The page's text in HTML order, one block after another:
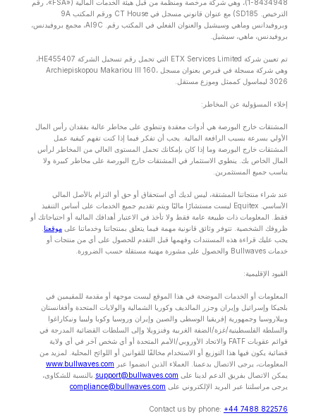
8434948-1)، وهي شركة مرخصة ومنظمة من قبل هيئة الخدمات المالية («FSA»، رقم
الترخيص. SD185) مع عنوان قانوني مسجل في CT House ورقم المكتب 9A
وبروفيدانس وماهي وسيشيل والعنوان الفعلي في المكتب رقم. Al9C، مجمع بروفيدنس،
بروفيدنس، ماهي، سيشيل.
تم تعيين شركة ETX Services Limited التي تحمل رقم تسجيل الشركة HE455407،
وهي شركة مسجلة في قبرص بعنوان مسجل Archiepiskopou Makariou lll 160،
3026 ليماسول كممثل وموزع مستقل.
إخلاء المسؤولية عن المخاطر:
المشتقات خارج البورصة هي أدوات معقدة وتنطوي على مخاطر عالية بفقدان رأس المال
الأولي بسرعة بسبب الرافعة المالية. يجب أن تفكر فيما إذا كنت تفهم كيفية عمل
المشتقات خارج البورصة وما إذا كان بإمكانك تحمل المستوى العالي من المخاطر لرأس
المال الخاص بك. ينطوي الاستثمار في المشتقات خارج البورصة على مخاطر كبيرة ولا
يناسب جميع المستثمرين.
عند شراء منتجاتنا المشتقة، ليس لديك أي استحقاق أو حق أو التزام بالأصل المالي
الأساسي. Equitex ليست مستشارًا ماليًا ويتم تقديم جميع الخدمات على أساس التنفيذ
فقط. المعلومات ذات طبيعة عامة فقط ولا تأخذ في الاعتبار أهدافك المالية أو احتياجاتك أو
ظروفك الشخصية. تتوفر وثائق قانونية مهمة فيما يتعلق بمنتجاتنا وخدماتنا على موقعنا
يجب عليك قراءة هذه المستندات وفهمها قبل التقدم للحصول على أي من منتجات أو
خدمات Bullwaves والحصول على مشورة مهنية مستقلة حسب الضرورة.
القيود الإقليمية:
المعلومات أو الخدمات الموضحة في هذا الموقع ليست موجهة أو مقدمة للمقيمين في
بلجيكا وإسرائيل وإيران وجزر المالديف وكوريا الشمالية والولايات المتحدة وأفغانستان
وبيلاروسيا وجمهورية إفريقيا الوسطى والصين وإيران وروسيا وكوبا وليبيا ونيكاراغوا
والسلطة الفلسطينية/غزة/الضفة الغربية وفنزويلا وإلى السلطات القضائية المدرجة في
قوائم عقوبات FATF والاتحاد الأوروبي/الأمم المتحدة أو أي شخص آخر في أي ولاية
قضائية يكون فيها هذا التوزيع أو الاستخدام مخالفًا للقوانين أو اللوائح المحلية. لمزيد من
المعلومات، يرجى الاتصال بدعمنا. العملاء الذين انضموا عبر www.bullwaves.com
يمكن الاتصال بفريق الدعم لدينا على support@bullwaves.com .بالنسبة للشكاوى،
يرجى مراسلتنا عبر البريد الإلكتروني على compliance@bullwaves.com
Contact us by phone: +44 7488 822576